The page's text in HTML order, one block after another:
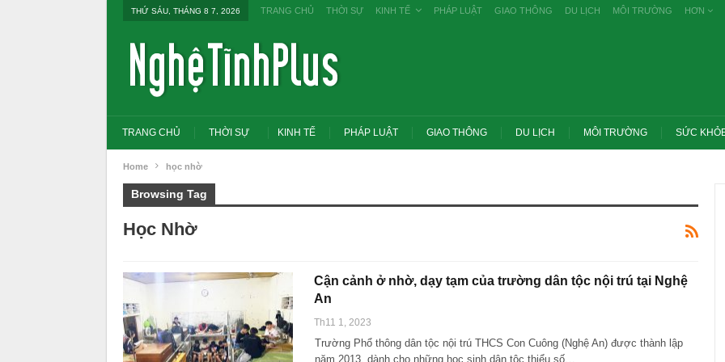
THỨ SÁU, THÁNG 8 7, 2026 TRANG CHỦ THỜI SỰ KINH TẾ PHÁP LUẬT GIAO THÔNG DU LỊCH MÔI TRƯỜNG HƠN
TRANG CHỦ THỜI SỰ KINH TẾ PHÁP LUẬT GIAO THÔNG DU LỊCH MÔI TRƯỜNG SỨC
Home học nhờ
Browsing Tag
Học Nhờ
Cận cảnh ở nhờ, dạy tạm của trường dân tộc nội trú tại Nghệ
An
Th11 1, 2023
Trường Phổ thông dân tộc nội trú THCS Con Cuông (Nghệ An) được thành lập
năm 2013, dành cho những học sinh dân tộc thiểu số…
Tổng Bí thư, Chủ tịch nước yêu cầu thay
đổi tư duy bằng cấp sang nghề nghiệp
Thủ tướng: Xử lý nghiêm các vụ tiêu cực
thi THPT, công bố công khai